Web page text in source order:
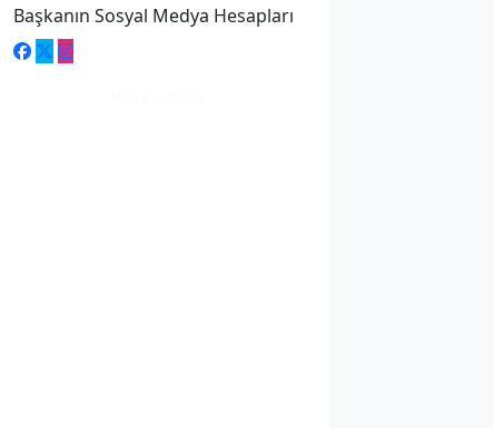
Başkanın Sosyal Medya Hesapları